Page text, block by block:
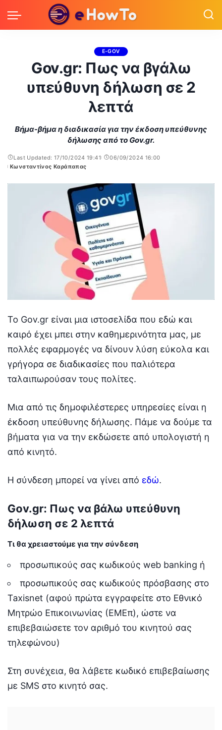
E-GOV
Gov.gr: Πως να βγάλω
υπεύθυνη δήλωση σε 2
λεπτά
Βήμα-βήμα η διαδικασία για την έκδοση υπεύθυνης
δήλωσης από το Gov.gr.
Last Updated: 17/10/2024 19:41
06/09/2024 16:00
Posted
Κωνσταντίνος Καράπαπας
Το Gov.gr είναι μια ιστοσελίδα που εδώ και
καιρό έχει μπει στην καθημερινότητα μας, με
πολλές εφαρμογές να δίνουν λύση εύκολα και
γρήγορα σε διαδικασίες που παλιότερα
ταλαιπωρούσαν τους πολίτες.
Μια από τις δημοφιλέστερες υπηρεσίες είναι η
έκδοση υπεύθυνης δήλωσης. Πάμε να δούμε τα
βήματα για να την εκδώσετε από υπολογιστή η
από κινητό.
Η σύνδεση μπορεί να γίνει από εδώ.
Gov.gr: Πως να βάλω υπεύθυνη
δήλωση σε 2 λεπτά
Τι θα χρειαστούμε για την σύνδεση
προσωπικούς σας κωδικούς web banking ή
προσωπικούς σας κωδικούς πρόσβασης στο
Taxisnet (αφού πρώτα εγγραφείτε στο Εθνικό
Μητρώο Επικοινωνίας (ΕΜΕπ), ώστε να
επιβεβαιώσετε τον αριθμό του κινητού σας
τηλεφώνου)
Στη συνέχεια, θα λάβετε κωδικό επιβεβαίωσης
με SMS στο κινητό σας.